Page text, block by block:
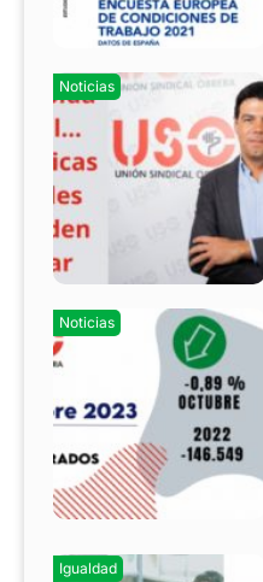
Noticias
Noticias
Igualdad